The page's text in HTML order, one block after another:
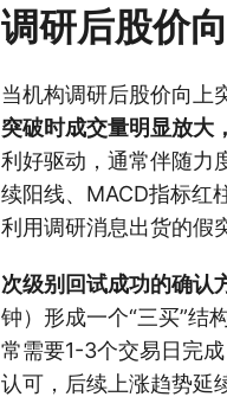
调研后股价
当机构调研后股价向上
突破时成交量明显放大
利好驱动，通常伴随
续阳线、MACD指标红
利用调研消息出货的假
次级别回试成功的确认
钟）形成一个“三买”
常需要1-3个交易日完
认可，后续上涨趋势延